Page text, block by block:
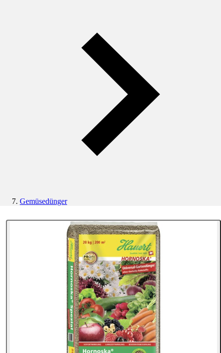
Gemüsedünger